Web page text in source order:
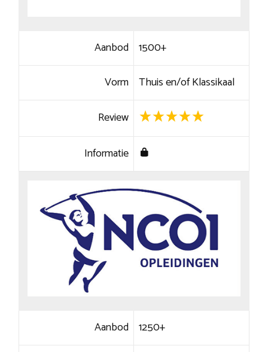
Aanbod 1500+
Vorm Thuis en/of Klassikaal
Review
Informatie
Aanbod 1250+